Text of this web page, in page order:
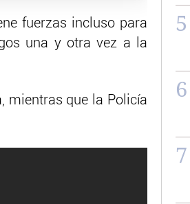
fuerzas incluso para
una y otra vez a la
mientras que la Policía